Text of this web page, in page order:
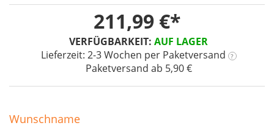
VERFÜGBARKEIT: AUF LAGER
Lieferzeit: 2-3 Wochen per Paketversand ?
Paketversand ab 5,90 €
211,99 €
Wunschname